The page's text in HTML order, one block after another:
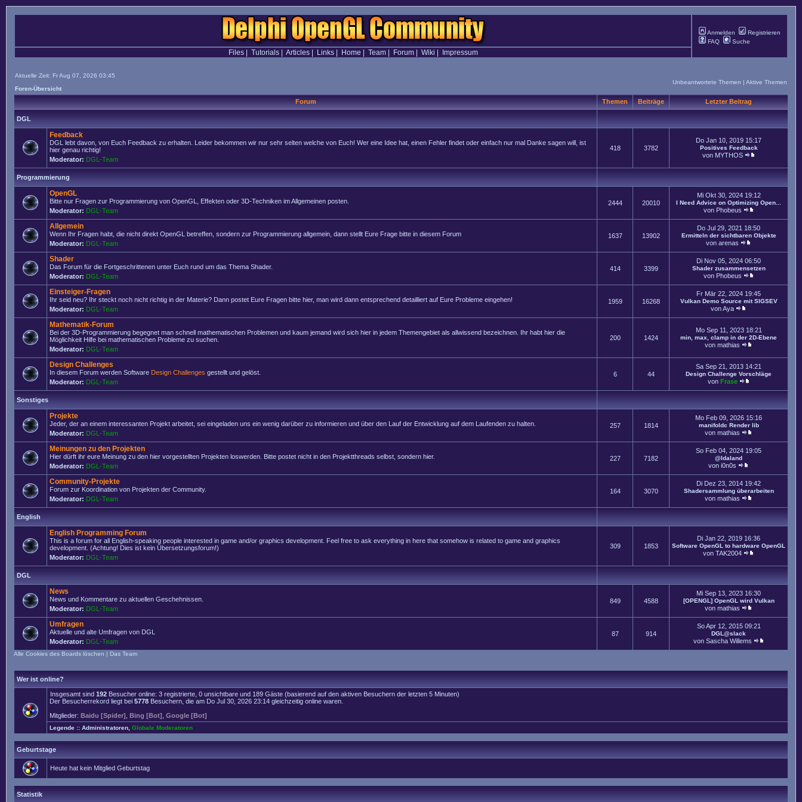
Anmelden
Registrieren
FAQ
Suche
Files| Tutorials| Articles| Links| Home Team| Forum| Wiki Impressum
Aktuelle Zeit: Fr Aug 07, 2026 03:45
Foren-Übersicht
Unbeantwortete Themen | Aktive Themen
Forum Themen Beiträge Letzter Beitrag
DGL
Feedback
DGL lebt davon, von Euch Feedback zu erhalten. Leider bekommen wir nur sehr selten welche von Euch! Wer eine Idee hat, einen Fehler findet oder einfach nur mal Danke sagen will, ist
hier genau richtig!
Moderator: DGL-Team
418 3782
Do Jan 10, 2019 15:17
Positives Feedback
von MYTHOS
Programmierung
OpenGL
Bitte nur Fragen zur Programmierung von OpenGL, Effekten oder 3D-Techniken im Allgemeinen posten.
Moderator: DGL-Team
2444 20010
Mi Okt 30, 2024 19:12
I Need Advice on Optimizing Open...
von Phobeus
Allgemein
Wenn Ihr Fragen habt, die nicht direkt OpenGL betreffen, sondern zur Programmierung allgemein, dann stellt Eure Frage bitte in diesem Forum
Moderator: DGL-Team
1637 13902
Do Jul 29, 2021 18:50
Ermitteln der sichtbaren Objekte
von arenas
Shader
Das Forum für die Fortgeschrittenen unter Euch rund um das Thema Shader.
Moderator: DGL-Team
414 3399
Di Nov 05, 2024 06:50
Shader zusammensetzen
von Phobeus
Einsteiger-Fragen
Ihr seid neu? Ihr steckt noch nicht richtig in der Materie? Dann postet Eure Fragen bitte hier, man wird dann entsprechend detailliert auf Eure Probleme eingehen!
Moderator: DGL-Team
1959 16268
Fr Mär 22, 2024 19:45
Vulkan Demo Source mit SIGSEV
vonAya
Mathematik-Forum
Bei der 3D-Programmierung begegnet man schnell mathematischen Problemen und kaum jemand wird sich hier in jedem Themengebiet als allwissend bezeichnen. Ihr habt hier die
Möglichkeit Hilfe bei mathematischen Probleme zu suchen.
Moderator: DGL-Team
200 1424
Mo Sep 11, 2023 18:21
min, max, clamp in der 2D-Ebene
von mathias
Design Challenges
In diesem Forum werden Software Design Challenges gestellt und gelöst.
Moderator: DGL-Team
6 44
Sa Sep 21, 2013 14:21
Design Challenge Vorschläge
von Frase
Sonstiges
Projekte
Jeder, der an einem interessanten Projekt arbeitet, sei eingeladen uns ein wenig darüber zu informieren und über den Lauf der Entwicklung auf dem Laufenden zu halten.
Moderator: DGL-Team
257 1814
Mo Feb 09, 2026 15:16
manifoldc Render lib
von mathias
Meinungen zu den Projekten
Hier dürft ihr eure Meinung zu den hier vorgestellten Projekten loswerden. Bitte postet nicht in den Projektthreads selbst, sondern hier.
Moderator: DGL-Team
227 7182
So Feb 04, 2024 19:05
@Idaland
von i0n0s
Community-Projekte
Forum zur Koordination von Projekten der Community.
Moderator: DGL-Team
164 3070
Di Dez 23, 2014 19:42
Shadersammlung überarbeiten
von mathias
English
English Programming Forum
This is a forum for all English-speaking people interested in game and/or graphics development. Feel free to ask everything in here that somehow is related to game and graphics
development. (Achtung! Dies ist kein Übersetzungsforum!)
Moderator: DGL-Team
309 1853
Di Jan 22, 2019 16:36
Software OpenGL to hardware OpenGL
von TAK2004
DGL
News
News und Kommentare zu aktuellen Geschehnissen.
Moderator: DGL-Team
849 4588
Mi Sep 13, 2023 16:30
[OPENGL] OpenGL wird Vulkan
von mathias
Umfragen
Aktuelle und alte Umfragen von DGL
Moderator: DGL-Team
87 914
So Apr 12, 2015 09:21
DGL@slack
von Sascha Willems
Alle Cookies des Boards löschen | Das Team
Wer ist online?
Insgesamt sind 192 Besucher online: 3 registrierte, 0 unsichtbare und 189 Gäste (basierend auf den aktiven Besuchern der letzten 5 Minuten)
Der Besucherrekord liegt bei 5778 Besuchern, die am Do Jul 30, 2026 23:14 gleichzeitig online waren.
Mitglieder: Baidu [Spider] Bing [Bot] Google [Bot]
Legende :: Administratoren Globale Moderatoren
Geburtstage
Heute hat kein Mitglied Geburtstag
Statistik